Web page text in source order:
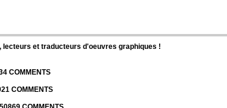
et traducteurs d'oeuvres graphiques !
COMMENTS
COMMENTS